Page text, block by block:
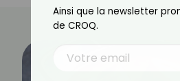
Ainsi que la newsletter
de CROQ.